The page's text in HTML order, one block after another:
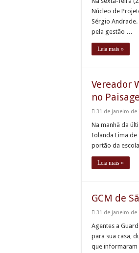
Núcleo de
Sérgio
pela gestão …
Leia mais »
Vereador
no
31 de janeiro de
Na manhã da
Iolanda Lima de
portão da
Leia mais »
GCM de
31 de janeiro de
Agentes a
para sua casa,
que informaram